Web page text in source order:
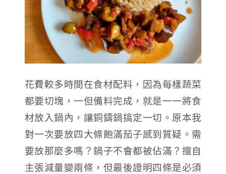
花費較多時間在食材配料，因為每樣蔬菜
都要切塊，一但備料完成，就是一一將食
材放入鍋內，讓銅鑄鍋搞定一切。原本我
對一次要放四大條飽滿茄子感到質疑。需
要放那麼多嗎？鍋子不會都被佔滿？擅自
主張減量變兩條，但最後證明四條是必須